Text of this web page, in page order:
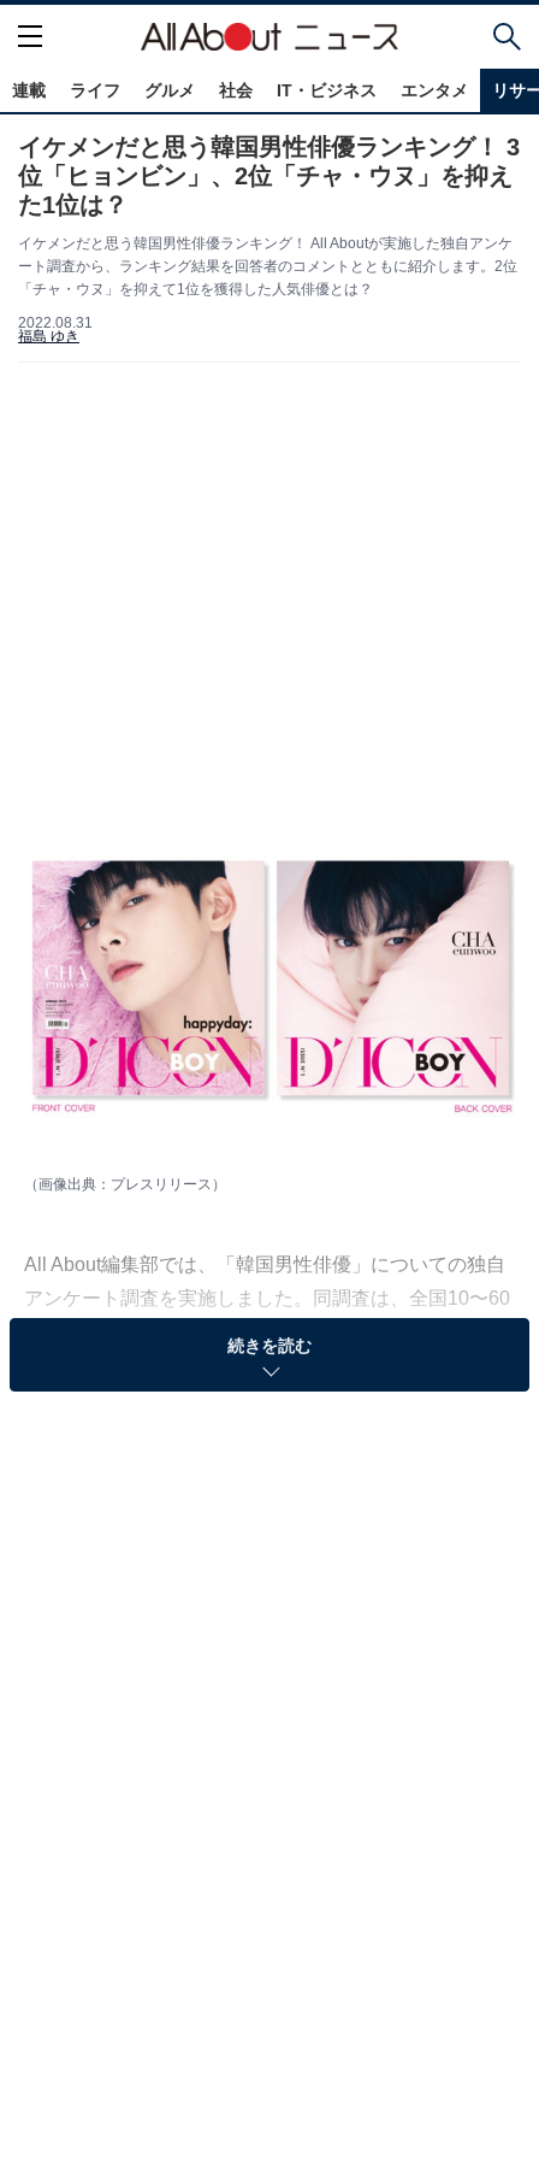
連載 ライフ グルメ 社会 IT・ビジネス エンタメ リサ
イケメンだと思う韓国男性俳優ランキング！ 3
位「ヒョンビン」、2位「チャ・ウヌ」を抑え
た1位は？
イケメンだと思う韓国男性俳優ランキング！ All Aboutが実施した独自アンケ
ート調査から、ランキング結果を回答者のコメントとともに紹介します。2位
「チャ・ウヌ」を抑えて1位を獲得した人気俳優とは？
2022.08.31
福島 ゆき
（画像出典： プレスリリース ）
All About編集部では、「韓国男性俳優」についての独自
アンケート調査を実施しました。同調査は、全国10〜60
代の男女229人を対象に、インターネット上で実施（調
査期間：7月14日〜8月29日）。今回はその中から、「好
続きを読む